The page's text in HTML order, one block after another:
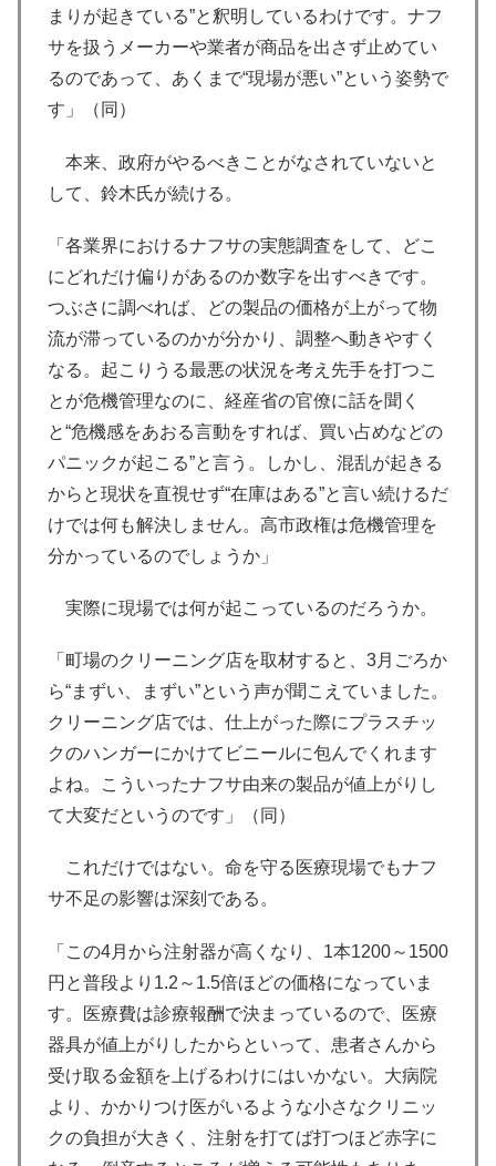
まりが起きている”と釈明しているわけです。ナフ
サを扱うメーカーや業者が商品を出さず止めてい
るのであって、あくまで“現場が悪い”という姿勢で
す」（同）
本来、政府がやるべきことがなされていないと
して、鈴木氏が続ける。
「各業界におけるナフサの実態調査をして、どこ
にどれだけ偏りがあるのか数字を出すべきです。
つぶさに調べれば、どの製品の価格が上がって物
流が滞っているのかが分かり、調整へ動きやすく
なる。起こりうる最悪の状況を考え先手を打つこ
とが危機管理なのに、経産省の官僚に話を聞く
と“危機感をあおる言動をすれば、買い占めなどの
パニックが起こる”と言う。しかし、混乱が起きる
からと現状を直視せず“在庫はある”と言い続けるだ
けでは何も解決しません。高市政権は危機管理を
分かっているのでしょうか」
実際に現場では何が起こっているのだろうか。
「町場のクリーニング店を取材すると、3月ごろか
ら“まずい、まずい”という声が聞こえていました。
クリーニング店では、仕上がった際にプラスチッ
クのハンガーにかけてビニールに包んでくれます
よね。こういったナフサ由来の製品が値上がりし
て大変だというのです」（同）
これだけではない。命を守る医療現場でもナフ
サ不足の影響は深刻である。
「この4月から注射器が高くなり、1本1200～1500
円と普段より1.2～1.5倍ほどの価格になっていま
す。医療費は診療報酬で決まっているので、医療
器具が値上がりしたからといって、患者さんから
受け取る金額を上げるわけにはいかない。大病院
より、かかりつけ医がいるような小さなクリニッ
クの負担が大きく、注射を打てば打つほど赤字に